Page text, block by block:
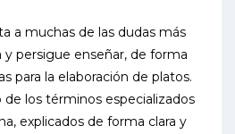
a muchas de las dudas más
y persigue enseñar, de forma
para la elaboración de platos.
los términos especializados
explicados de forma clara y